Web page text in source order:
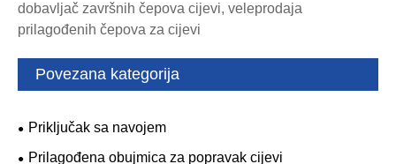
dobavljač završnih čepova cijevi, veleprodaja
prilagođenih čepova za cijevi
Povezana kategorija
Priključak sa navojem
Prilagođena obujmica za popravak cijevi